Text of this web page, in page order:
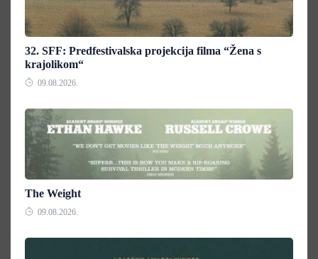
32. SFF: Predfestivalska projekcija filma “Žena s
krajolikom“
09.08.2026.
The Weight
09.08.2026.